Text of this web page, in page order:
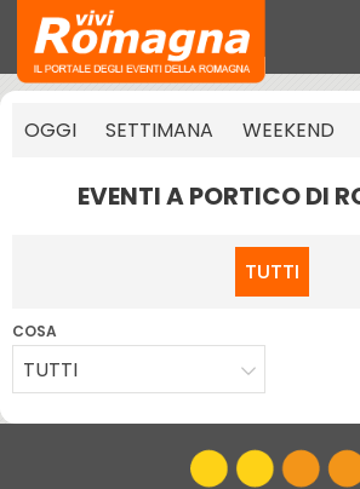
OGGI SETTIMANA WEEKEND
EVENTI A PORTICO DI
TUTTI
COSA
TUTTI